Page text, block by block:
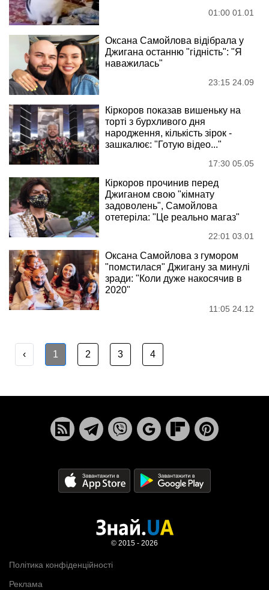
01:00 01.01
Оксана Самойлова відібрала у
Джигана останню "гідність": "Я
наважилась"
23:15 24.09
Кіркоров показав вишеньку на
торті з бурхливого дня
народження, кількість зірок -
зашкалює: "Готую відео..."
17:30 05.05
Кіркоров прочинив перед
Джиганом свою "кімнату
задоволень", Самойлова
отетеріла: "Це реально магаз"
22:01 03.01
Оксана Самойлова з гумором
"помстилася" Джигану за минулі
зради: "Коли дуже накосячив в
2020"
11:05 24.12
‹ 1 2 3 4
Політика конфіденційності
Реклама
© 2015 - 2026